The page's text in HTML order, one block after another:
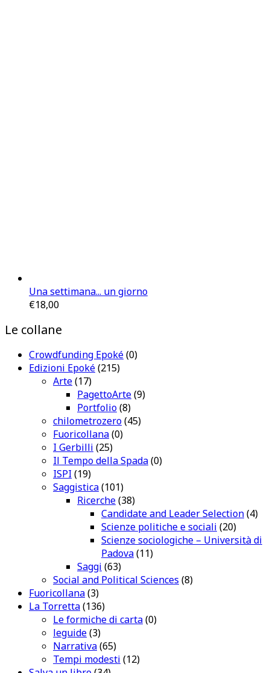
Una settimana... un giorno
€18,00
Le collane
Crowdfunding Epoké(0)
Edizioni Epoké(215)
Arte(17)
PagettoArte(9)
Portfolio(8)
chilometrozero(45)
Fuoricollana(0)
I Gerbilli (25)
Il Tempo della Spada(0)
ISPI (19)
Saggistica(101)
Ricerche(38)
Candidate and Leader Selection(4)
Scienze politiche e sociali (20)
Scienze sociologiche – Università di
Padova(11)
Saggi (63)
Social and Political Sciences (8)
Fuoricollana(3)
La Torretta(136)
Le formiche di carta(0)
leguide(3)
Narrativa(65)
Tempi modesti (12)